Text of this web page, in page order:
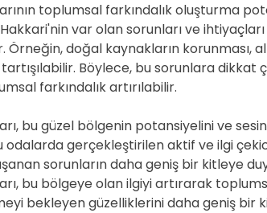
toplumsal farkındalık oluşturma
var olan sorunları ve ihtiyaçları
Örneğin, doğal kaynakların korunması,
Böylece, bu sorunlara dikkat
farkındalık artırılabilir.
bu güzel bölgenin potansiyelini ve
odalarda gerçekleştirilen aktif ve ilgi
sorunların daha geniş bir kitleye
bu bölgeye olan ilgiyi artırarak
bekleyen güzelliklerini daha geniş bir